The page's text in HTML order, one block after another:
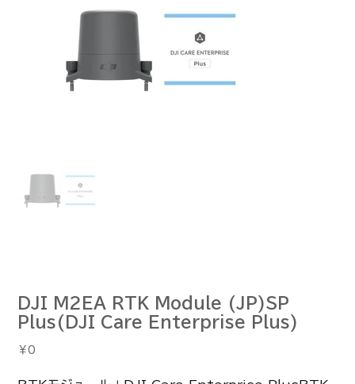
DJI M2EA RTK Module (JP)SP
Plus(DJI Care Enterprise Plus)
価
格
￥0